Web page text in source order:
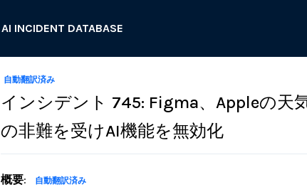
AI INCIDENT DATABASE
自動翻訳済み
インシデント 745: Figma、Appleの天
の非難を受けAI機能を無効化
概要: 自動翻訳済み